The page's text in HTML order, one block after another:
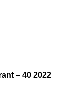
– 40 2022